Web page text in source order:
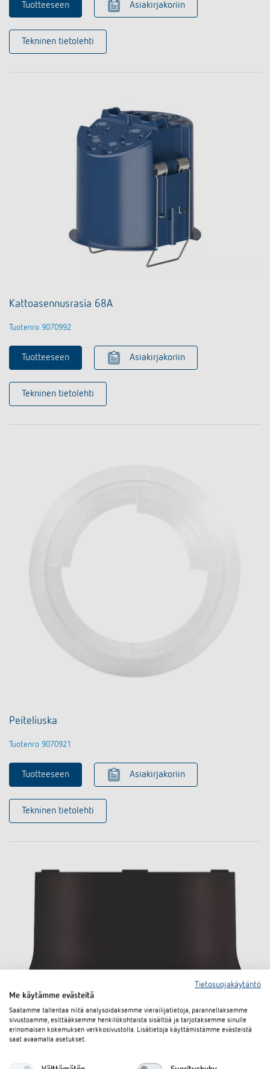
Tuotteeseen Asiakirjakoriin
Tekninen tietolehti
Kattoasennusrasia 68A
Tuotenro 9070992
Tuotteeseen Asiakirjakoriin
Tekninen tietolehti
Peiteliuska
Tuotenro 9070921
Tuotteeseen Asiakirjakoriin
Tekninen tietolehti
Pinta-asennusrasia 110A BK
Tietosuojakäytäntö
Me käytämme evästeitä
Saatamme tallentaa niitä analysoidaksemme vierailijatietoja, parannellaksemme
sivustoamme, esittääksemme henkilökohtaista sisältöä ja tarjotaksemme sinulle
erinomaisen kokemuksen verkkosivustolla. Lisätietoja käyttämistämme evästeistä
saat avaamalla asetukset.